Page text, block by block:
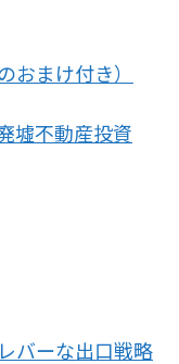
おまけ付き）
墟不動産投資
バーな出口戦略